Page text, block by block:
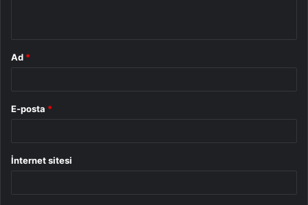
Ad *
E-posta *
İnternet sitesi